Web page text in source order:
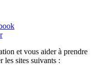
et vous aider à prendre
les sites suivants :